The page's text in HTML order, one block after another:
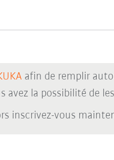
afin de remplir
avez la possibilité de
inscrivez-vous